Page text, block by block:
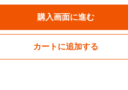
購入画面に進む
カートに追加する